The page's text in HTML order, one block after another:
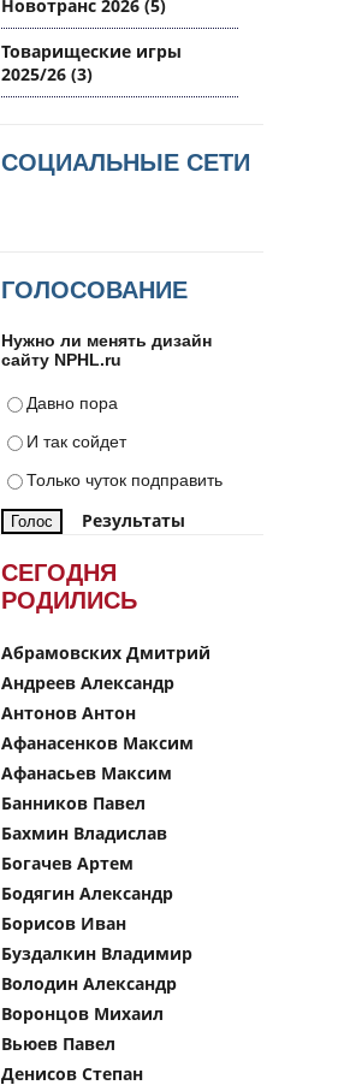
Новотранс 2026 (5)
Товарищеские игры
2025/26 (3)
СОЦИАЛЬНЫЕ СЕТИ
ГОЛОСОВАНИЕ
Нужно ли менять дизайн
сайту NPHL.ru
Давно пора
И так сойдет
Только чуток подправить
Результаты
СЕГОДНЯ
РОДИЛИСЬ
Абрамовских Дмитрий
Андреев Александр
Антонов Антон
Афанасенков Максим
Афанасьев Максим
Банников Павел
Бахмин Владислав
Богачев Артем
Бодягин Александр
Борисов Иван
Буздалкин Владимир
Володин Александр
Воронцов Михаил
Вьюев Павел
Денисов Степан